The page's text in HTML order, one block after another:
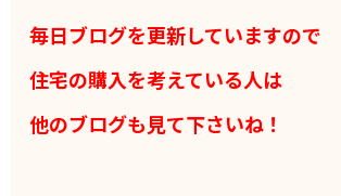
毎日ブログを更新していますので
住宅の購入を考えている人は
他のブログも見て下さいね！